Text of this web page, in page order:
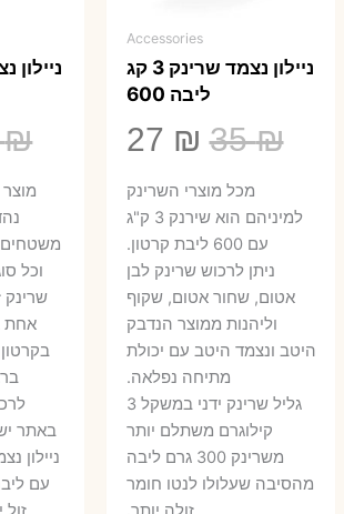
Accessories
ניילון נצמד שרינק 3 קג
ליבה 600
35₪
המחיר
המקורי
היה:
35 ₪.
27 ₪
הנוכחי
הוא:
מכל מוצרי השרינק
למיניהם הוא שירנק 3 ק"ג
עם 600 ליבת קרטון.
ניתן לרכוש שרינק לבן
אטום, שחור אטום, שקוף
וליהנות ממוצר הנדבק
היטב ונצמד היטב עם יכולת
מתיחה נפלאה.
גליל שרינק ידני במשקל 3
קילוגרם משתלם יותר
משרינק 300 גרם ליבה
מהסיבה שעלולו לנטו חומר
₪
וכל
שרינק
אחת
באתר